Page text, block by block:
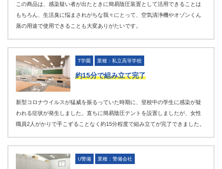
この商品は、感染疑い者が出たときに簡易陰圧装置として活用できることは
もちろん、生活臭に悩まされがちな我々にとって、空気清浄機やオゾンくん
蒸の用途で使用できることも大変ありがたいです。
T学園 業種：私立高等学校
約15分で組み立て完了
新型コロナウイルスが猛威を振るっていた時期に、登校中の学生に感染が疑
われる症状が発生しました。直ちに簡易陰圧テントを設置しましたが、女性
職員2人がかりで手こずることなく約15分程度で組み立てが完了できました。
U警備 業種：警備会社